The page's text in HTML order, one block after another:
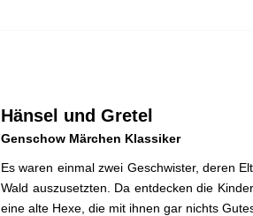
Hänsel und Gretel
Genschow Märchen Klassiker
Es waren einmal zwei Geschwister, deren
Wald auszusetzten. Da entdecken die
eine alte Hexe, die mit ihnen gar nichts